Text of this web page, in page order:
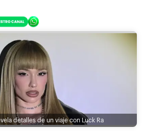
detalles de un viaje con Luck Ra